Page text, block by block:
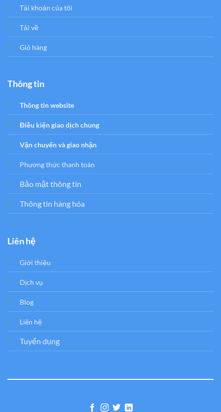
Tải khoản của tôi
Tải về
Giỏ hàng
Thông tin
Thông tin website
Điều kiện giao dịch chung
Vận chuyển và giao nhận
Phương thức thanh toán
Bảo mật thông tin
Thông tin hàng hóa
Liên hệ
Giới thiệu
Dịch vụ
Blog
Liên hệ
Tuyển dụng